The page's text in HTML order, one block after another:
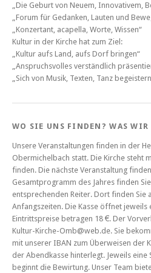
„Die Geburt von Neuem, Innovativem,
„Forum für Gedanken, Lauten und
„Konzertant, acapella, Worte, Wissen“
Kultur in der Kirche hat zum Ziel:
„Kultur aufs Land, aufs Dorf bringen“
„Anspruchsvolles verständlich
„Sich von Musik, Texten, Tanz
WO SIE UNS FINDEN? WAS WIR
Unsere Veranstaltungen finden in der
Obermichelbach statt. Die Kirche steht
finden. Die nächste Veranstaltung
Gesamtprogramm des Jahres finden
entsprechenden Reiter. Dort finden Sie
Anfangszeiten. Die Kasse öffnet jeweils
Eintrittspreise betragen 18 €. Der
Kultur-Kirche-Omb@web.de. Sie
mit unserer IBAN zum Überweisen der
der Abendkasse hinterlegt. Jeweils
beginnt die Bewirtung. Unser Team